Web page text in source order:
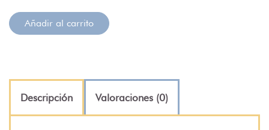
Añadir al carrito
Descripción Valoraciones (0)